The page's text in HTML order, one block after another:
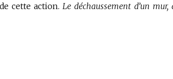
cette action. Le déchaussement d’un mur,